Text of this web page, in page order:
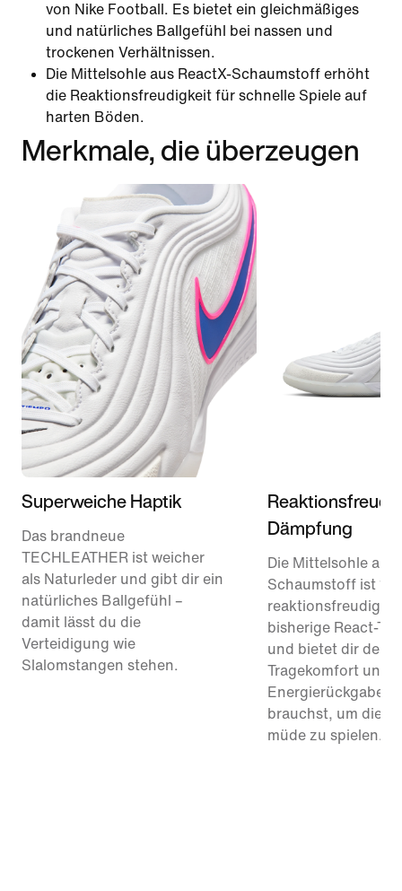
von Nike Football. Es bietet ein gleichmäßiges
und natürliches Ballgefühl bei nassen und
trockenen Verhältnissen.
Die Mittelsohle aus ReactX-Schaumstoff erhöht
die Reaktionsfreudigkeit für schnelle Spiele auf
harten Böden.
Merkmale, die überzeugen
Superweiche Haptik
Das brandneue
TECHLEATHER ist weicher
als Naturleder und gibt dir ein
natürliches Ballgefühl –
damit lässt du die
Verteidigung wie
Slalomstangen stehen.
Dämpfung
Die Mittelsohle aus
Schaumstoff ist 13
reaktionsfreudiger
bisherige React-
und bietet dir den
Tragekomfort und
Energierückgabe,
brauchst, um die
müde zu spielen.